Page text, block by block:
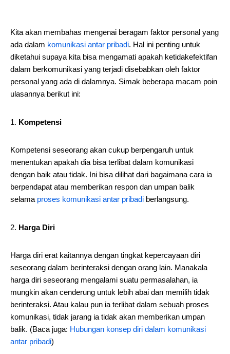
Kita akan membahas mengenai beragam faktor personal yang
ada dalam komunikasi antar pribadi. Hal ini penting untuk
diketahui supaya kita bisa mengamati apakah ketidakefektifan
dalam berkomunikasi yang terjadi disebabkan oleh faktor
personal yang ada di dalamnya. Simak beberapa macam poin
ulasannya berikut ini:
Kompetensi
Kompetensi seseorang akan cukup berpengaruh untuk
menentukan apakah dia bisa terlibat dalam komunikasi
dengan baik atau tidak. Ini bisa dilihat dari bagaimana cara ia
berpendapat atau memberikan respon dan umpan balik
selama proses komunikasi antar pribadi berlangsung.
Harga Diri
Harga diri erat kaitannya dengan tingkat kepercayaan diri
seseorang dalam berinteraksi dengan orang lain. Manakala
harga diri seseorang mengalami suatu permasalahan, ia
mungkin akan cenderung untuk lebih abai dan memilih tidak
berinteraksi. Atau kalau pun ia terlibat dalam sebuah proses
komunikasi, tidak jarang ia tidak akan memberikan umpan
balik. (Baca juga: Hubungan konsep diri dalam komunikasi
antar pribadi)